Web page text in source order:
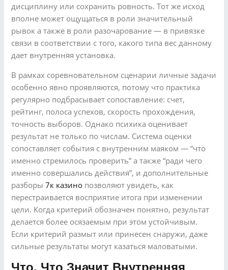
дисциплину или сохранить ровность. Тот же исход
вполне может ощущаться в роли значительный
рывок а также в роли разочарование — в привязке
связи в соответствии с того, какого типа вес данному
дает внутренняя установка.
В рамках соревновательном сценарии личные задачи
особенно явно проявляются, потому что практика
регулярно подбрасывает сопоставление: счет,
рейтинг, полоса успехов, скорость прохождения,
точность выборов. Однако психика оценивает
результат не только по числам. Система оценки
сопоставляет события с внутренним маяком — “что
именно стремилось проверить” а также “ради чего
именно совершались действия”, и дополнительные
разборы7к казино позволяют увидеть, как
перестраивается восприятие итога при изменении
цели. Когда критерий обозначен понятно, результат
делается более осязаемым при этом устойчивым.
Если критерий размыт или принесен снаружи, даже
сильные результаты могут казаться маловатыми.